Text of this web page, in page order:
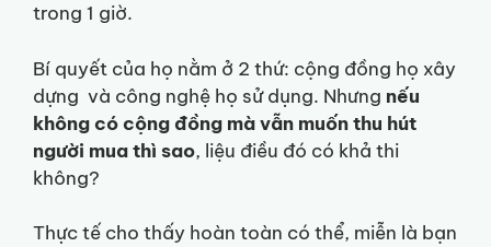
trong 1 giờ.
Bí quyết của họ nằm ở 2 thứ: cộng đồng họ xây
dựng và công nghệ họ sử dụng. Nhưng nếu
không có cộng đồng mà vẫn muốn thu hút
người mua thì sao, liệu điều đó có khả thi
không?
Thực tế cho thấy hoàn toàn có thể, miễn là bạn